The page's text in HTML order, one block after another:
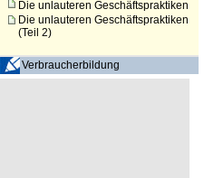
Die unlauteren Geschäftspraktiken
Die unlauteren Geschäftspraktiken
(Teil 2)
Verbraucherbildung